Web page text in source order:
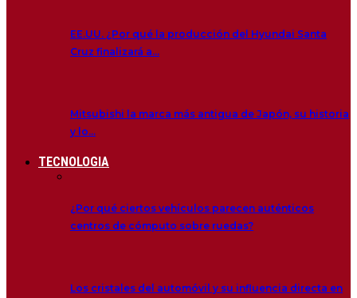
EE.UU. ¿Por qué la producción del Hyundai Santa
Cruz finalizará a…
Mitsubishi la marca más antigua de Japón, su historia
y lo…
TECNOLOGIA
¿Por qué ciertos vehículos parecen auténticos
centros de cómputo sobre ruedas?
Los cristales del automóvil y su influencia directa en